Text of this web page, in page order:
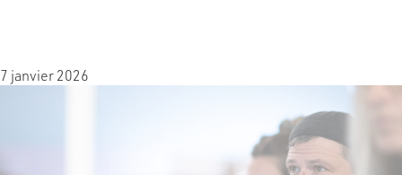
7 janvier 2026